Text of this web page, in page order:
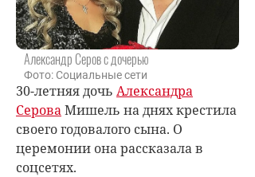
Александр Серов с дочерью
Фото: Социальные сети
30-летняя дочь Александра
СероваМишель на днях крестила
своего годовалого сына. О
церемонии она рассказала в
соцсетях.